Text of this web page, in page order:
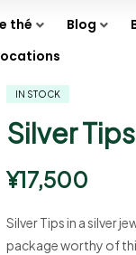
thé Blog
IN STOCK
Silver Tips
¥17,500
Silver Tips in a silver
package worthy of